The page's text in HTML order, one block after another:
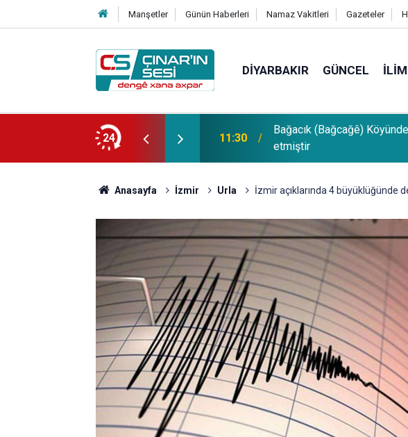
Manşetler Günün Haberleri Namaz Vakitleri Gazeteler
DIYARBAKIR GÜNCEL
24 11:30
Bağacık (Bağcağê)
etmiştir
Anasayfa İzmir Urla İzmir açıklarında 4 büyüklüğünde